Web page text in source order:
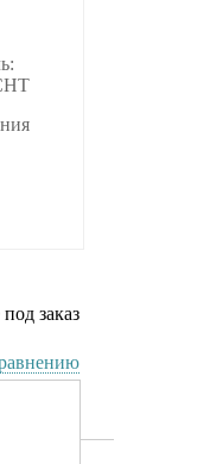
заказ